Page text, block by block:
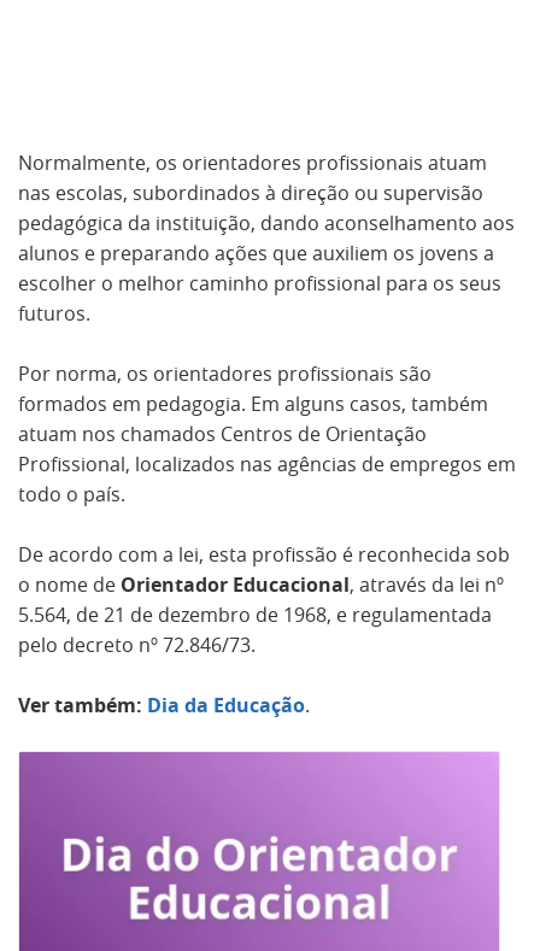
Normalmente, os orientadores profissionais atuam
nas escolas, subordinados à direção ou supervisão
pedagógica da instituição, dando aconselhamento aos
alunos e preparando ações que auxiliem os jovens a
escolher o melhor caminho profissional para os seus
futuros.
Por norma, os orientadores profissionais são
formados em pedagogia. Em alguns casos, também
atuam nos chamados Centros de Orientação
Profissional, localizados nas agências de empregos em
todo o país.
De acordo com a lei, esta profissão é reconhecida sob
o nome de Orientador Educacional, através da lei nº
5.564, de 21 de dezembro de 1968, e regulamentada
pelo decreto nº 72.846/73.
Ver também: Dia da Educação.